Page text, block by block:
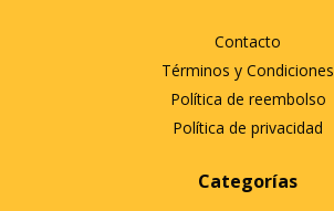
Contacto
Términos y Condiciones
Política de reembolso
Política de privacidad
Categorías